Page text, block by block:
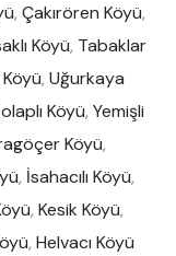
, Çakırören Köyü,
Köyü, Tabaklar
Köyü, Uğurkaya
Köyü, Yemişli
Köyü,
, İsahacılı Köyü,
, Kesik Köyü,
, Helvacı Köyü